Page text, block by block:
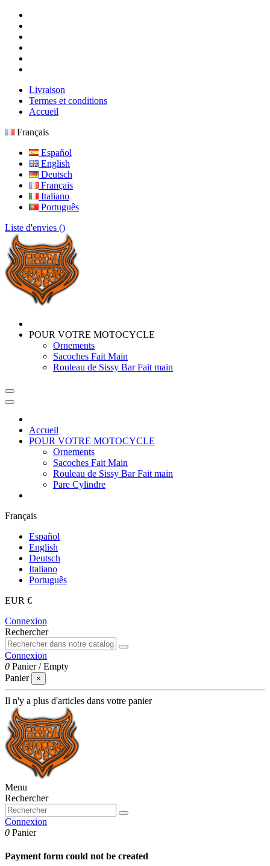
Livraison
Termes et conditions
Accueil
Français
Español
English
Deutsch
Français
Italiano
Português
Liste d'envies ()
POUR VOTRE MOTOCYCLE
Ornements
Sacoches Fait Main
Rouleau de Sissy Bar Fait main
Accueil
POUR VOTRE MOTOCYCLE
Ornements
Sacoches Fait Main
Rouleau de Sissy Bar Fait main
Pare Cylindre
Français
Español
English
Deutsch
Italiano
Português
EUR €
Connexion
Rechercher
Connexion
0 Panier /Empty
Panier
×
Il n'y a plus d'articles dans votre panier
Menu
Rechercher
Connexion
0 Panier
Payment form could not be created